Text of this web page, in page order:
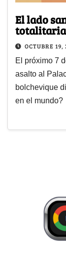
El lado
totalitaria
OCTUBRE 19,
El próximo 7
asalto al
bolchevique
en el mundo?